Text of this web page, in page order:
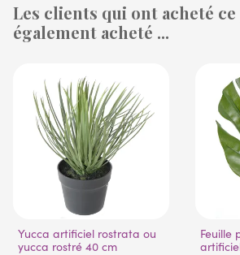
Les clients qui ont acheté
également acheté ...
Yucca artificiel rostrata ou
yucca rostré 40 cm
Feuille philodendron